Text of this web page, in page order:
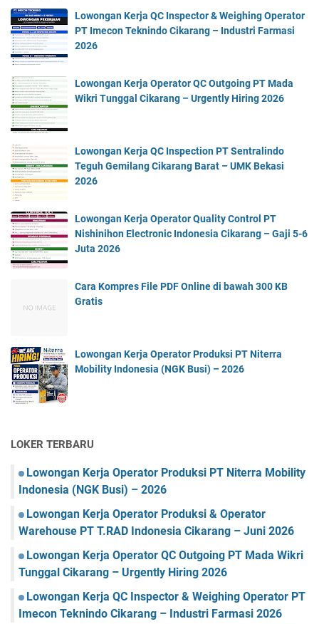
Lowongan Kerja QC Inspector & Weighing Operator
PT Imecon Teknindo Cikarang – Industri Farmasi
2026
Lowongan Kerja Operator QC Outgoing PT Mada
Wikri Tunggal Cikarang – Urgently Hiring 2026
Lowongan Kerja QC Inspection PT Sentralindo
Teguh Gemilang Cikarang Barat – UMK Bekasi
2026
Lowongan Kerja Operator Quality Control PT
Nishinihon Electronic Indonesia Cikarang – Gaji 5-6
Juta 2026
Cara Kompres File PDF Online di bawah 300 KB
Gratis
Lowongan Kerja Operator Produksi PT Niterra
Mobility Indonesia (NGK Busi) – 2026
LOKER TERBARU
Lowongan Kerja Operator Produksi PT Niterra Mobility
Indonesia (NGK Busi) – 2026
Lowongan Kerja Operator Produksi & Operator
Warehouse PT T.RAD Indonesia Cikarang – Juni 2026
Lowongan Kerja Operator QC Outgoing PT Mada Wikri
Tunggal Cikarang – Urgently Hiring 2026
Lowongan Kerja QC Inspector & Weighing Operator PT
Imecon Teknindo Cikarang – Industri Farmasi 2026